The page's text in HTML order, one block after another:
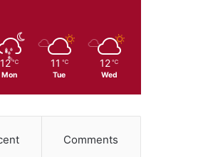
12 ℃
Mon
11 ℃
Tue
12 ℃
Wed
Comments